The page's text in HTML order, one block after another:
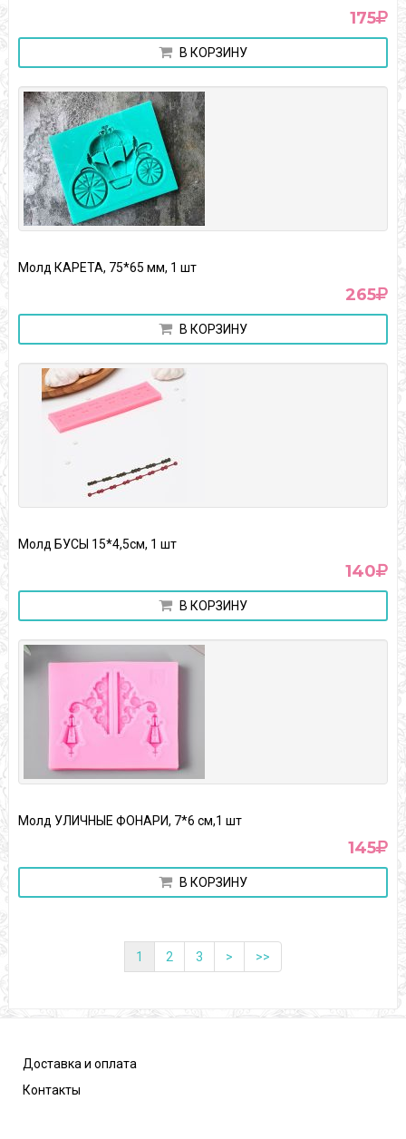
175
В КОРЗИНУ
Молд КАРЕТА, 75*65 мм, 1 шт
265
В КОРЗИНУ
Молд БУСЫ 15*4,5см, 1 шт
140
В КОРЗИНУ
Молд УЛИЧНЫЕ ФОНАРИ, 7*6 см,1 шт
145
В КОРЗИНУ
1 2 3 > >>
Доставка и оплата
Контакты